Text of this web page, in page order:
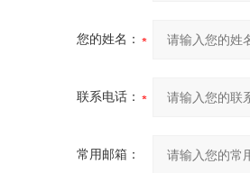
您的姓名：
联系电话：
常用邮箱：